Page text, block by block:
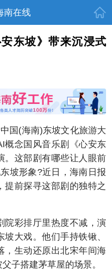
南在线
儿
东坡》带来沉浸式
(海南)东坡文化旅游大
概念国风音乐剧《心安东
。这部剧有哪些让人眼前
坡形象?近日，海南日报
提前探寻这部剧的独特之
彩排厅里热度不减，演
大戏。他们手持铁锹、
，生动还原出北宋年间海
子搭建茅草屋的场景。